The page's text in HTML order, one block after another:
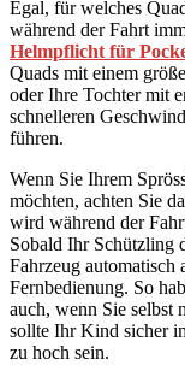
Egal, für welches
während der Fahrt
Helmpflicht für
Quads mit einem
oder Ihre Tochter mit
schnelleren
führen.
Wenn Sie Ihrem
möchten, achten Sie
wird während der
Sobald Ihr Schützling
Fahrzeug automatisch
Fernbedienung. So
auch, wenn Sie selbst
sollte Ihr Kind sicher
zu hoch sein.